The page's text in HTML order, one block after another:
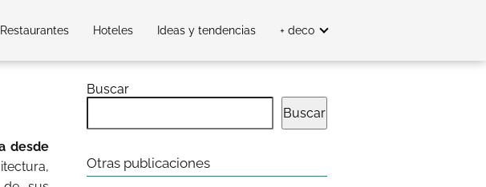
Restaurantes Hoteles Ideas y tendencias + deco
desde
Buscar
Buscar
Otras publicaciones